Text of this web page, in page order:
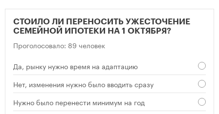
СТОИЛО ЛИ ПЕРЕНОСИТЬ УЖЕСТОЧЕНИЕ
СЕМЕЙНОЙ ИПОТЕКИ НА 1 ОКТЯБРЯ?
Проголосовало: 89 человек
Да, рынку нужно время на адаптацию
Нет, изменения нужно было вводить сразу
Нужно было перенести минимум на год